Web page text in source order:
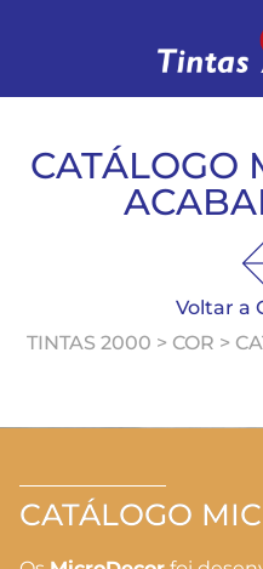
CATÁLOGO
Voltar a
TINTAS 2000 > COR >
CATÁLOGO